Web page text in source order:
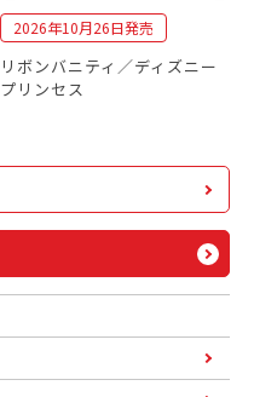
2026年10月26日発売
リボンバニティ／ディズニー
プリンセス